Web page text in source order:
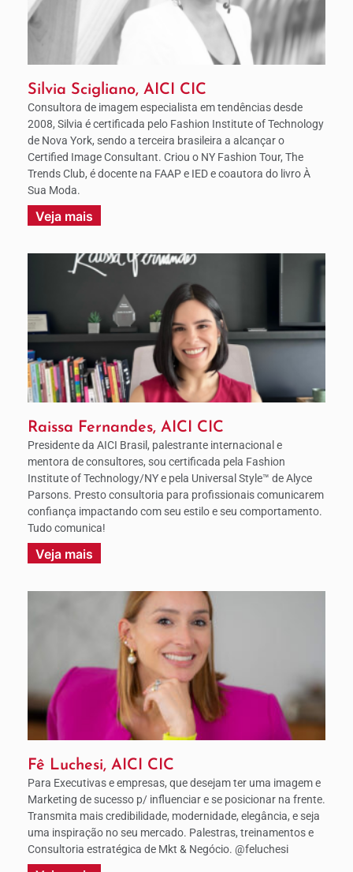
Silvia Scigliano, AICI CIC
Consultora de imagem especialista em tendências desde
2008, Silvia é certificada pelo Fashion Institute of Technology
de Nova York, sendo a terceira brasileira a alcançar o
Certified Image Consultant. Criou o NY Fashion Tour, The
Trends Club, é docente na FAAP e IED e coautora do livro À
Sua Moda.
Veja mais
Raissa Fernandes, AICI CIC
Presidente da AICI Brasil, palestrante internacional e
mentora de consultores, sou certificada pela Fashion
Institute of Technology/NY e pela Universal Style™ de Alyce
Parsons. Presto consultoria para profissionais comunicarem
confiança impactando com seu estilo e seu comportamento.
Tudo comunica!
Veja mais
Fê Luchesi, AICI CIC
Para Executivas e empresas, que desejam ter uma imagem e
Marketing de sucesso p/ influenciar e se posicionar na frente.
Transmita mais credibilidade, modernidade, elegância, e seja
uma inspiração no seu mercado. Palestras, treinamentos e
Consultoria estratégica de Mkt & Negócio. @feluchesi